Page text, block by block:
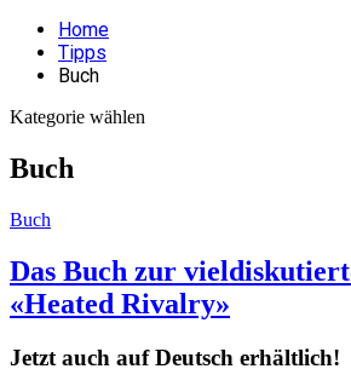
Home
Tipps
Buch
Kategorie wählen
Buch
Buch
Das Buch zur
«Heated Rivalry»
Jetzt auch auf Deutsch erhältlich!